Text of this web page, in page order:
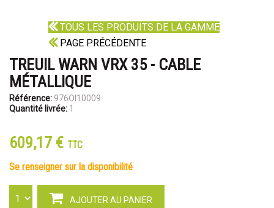
TOUS LES PRODUITS DE LA GAMME
PAGE PRÉCÉDENTE
TREUIL WARN VRX 35 - CABLE
MÉTALLIQUE
Référence: 976OI10009
Quantité livrée: 1
609,17 € TTC
se renseigner sur la disponibilité
AJOUTER AU PANIER